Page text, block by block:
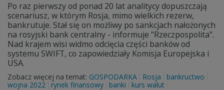
Po raz pierwszy od ponad 20 lat analitycy dopuszczają
scenariusz, w którym Rosja, mimo wielkich rezerw,
bankrutuje. Stał się on możliwy po sankcjach nałożonych
na rosyjski bank centralny - informuje "Rzeczpospolita".
Nad krajem wisi widmo odcięcia części banków od
systemu SWIFT, co zapowiedziały Komisja Europejska i
USA.
Zobacz więcej na temat: GOSPODARKA Rosja
bankructwo
wojna 2022
rynek finansowy banki kurs walut